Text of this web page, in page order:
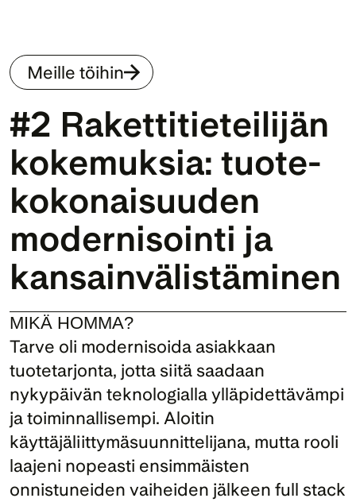
Meille töihin
#2 Rakettitieteilijän
kokemuksia: tuote­
kokonaisuuden
modernisointi ja
kansain­välistäminen
MIKÄ HOMMA?
Tarve oli modernisoida asiakkaan
tuotetarjonta, jotta siitä saadaan
nykypäivän teknologialla ylläpidettävämpi
ja toiminnallisempi. Aloitin
käyttäjäliittymäsuunnittelijana, mutta rooli
laajeni nopeasti ensimmäisten
onnistuneiden vaiheiden jälkeen full stack